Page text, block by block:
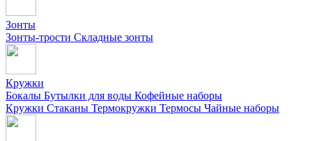
Зонты
Зонты-трости Складные зонты
Кружки
Бокалы Бутылки для воды Кофейные наборы
Кружки Стаканы Термокружки Термосы Чайные наборы